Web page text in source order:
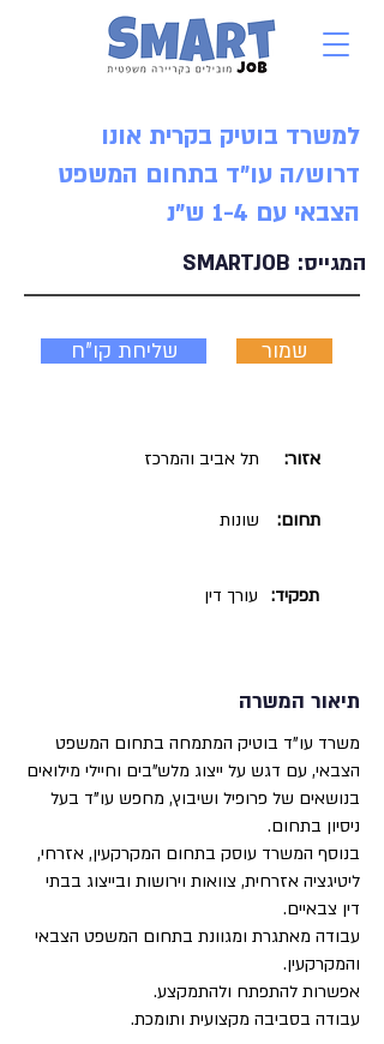
למשרד בוטיק בקרית אונו
דרוש/ה עו"ד בתחום המשפט
הצבאי עם 1-4 ש"נ
SMARTJOB המגייס:
שליחת קו"ח שמור
תל אביב והמרכז אזור:
שונות תחום:
עורך דין תפקיד:
תיאור המשרה
משרד עו"ד בוטיק המתמחה בתחום המשפט
הצבאי, עם דגש על ייצוג מלש"בים וחיילי מילואים
בנושאים של פרופיל ושיבוץ, מחפש עו"ד בעל
ניסיון בתחום.
בנוסף המשרד עוסק בתחום המקרקעין, אזרחי,
ליטיגציה אזרחית, צוואות וירושות ובייצוג בבתי
דין צבאיים.
עבודה מאתגרת ומגוונת בתחום המשפט הצבאי
והמקרקעין.
אפשרות להתפתח ולהתמקצע.
עבודה בסביבה מקצועית ותומכת.